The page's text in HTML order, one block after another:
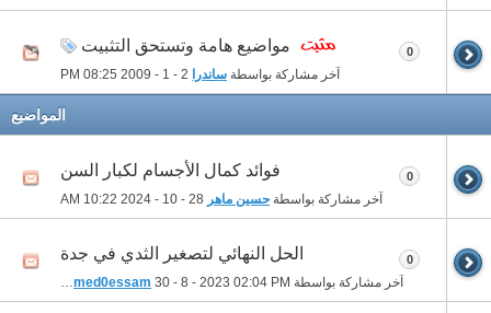
مواضيع هامة وتستحق التثبيت
آخر مشاركة بواسطة ساندرا 08:25 PM
0
المواضيع
فوائد كمال الأجسام لكبار السن
آخر مشاركة بواسطة حسين ماهر 10:22 AM
0
الحل النهائي لتصغير الثدي في جدة
آخر مشاركة بواسطة ahmed0essam 30 - 8 - 2023 02:04 PM
0